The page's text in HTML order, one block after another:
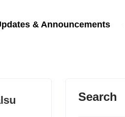
& Announcements
Search